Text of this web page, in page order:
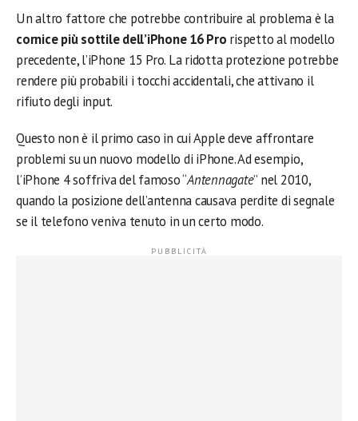
Un altro fattore che potrebbe contribuire al problema è la
cornice più sottile dell’iPhone 16 Pro rispetto al modello
precedente, l’iPhone 15 Pro. La ridotta protezione potrebbe
rendere più probabili i tocchi accidentali, che attivano il
rifiuto degli input.
Questo non è il primo caso in cui Apple deve affrontare
problemi su un nuovo modello di iPhone. Ad esempio,
l’iPhone 4 soffriva del famoso “Antennagate” nel 2010,
quando la posizione dell’antenna causava perdite di segnale
se il telefono veniva tenuto in un certo modo.